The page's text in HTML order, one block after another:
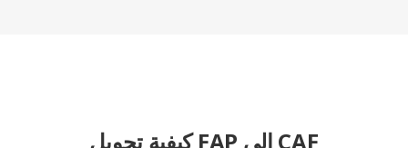
كيفية تحويل FAP إلى CAF